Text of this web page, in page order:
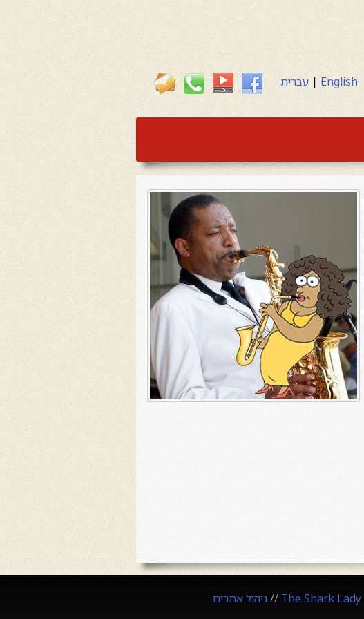
English
|עברית
The Shark Lady
//ניהול אתרים